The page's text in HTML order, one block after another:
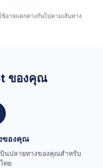
ช้อาจแตกต่างกันไปตามเส้นทาง
ของคุณ
ของคุณ
นปลายทางของคุณสำหรับ
ทย